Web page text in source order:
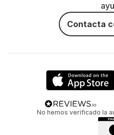
Contacta
No hemos verificado la